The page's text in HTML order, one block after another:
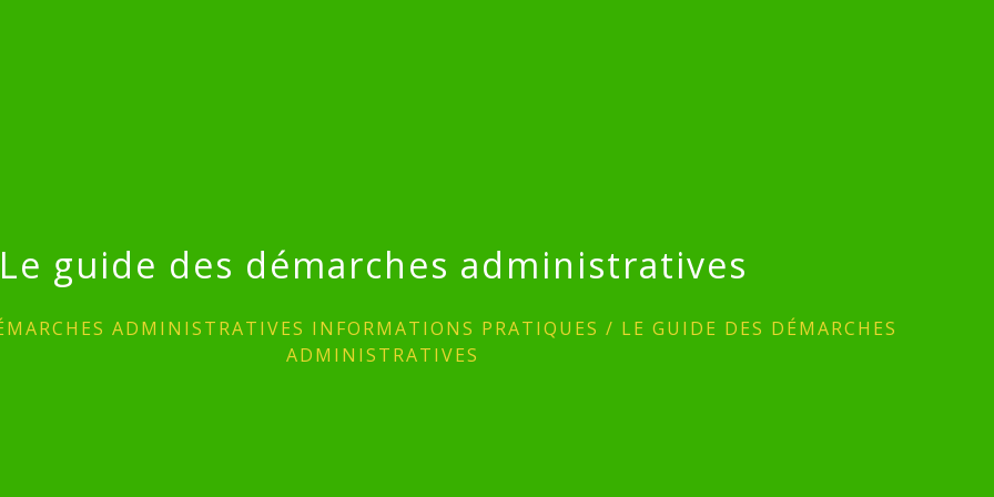
Le guide des démarches administratives
ADMINISTRATIVES INFORMATIONS PRATIQUES / LE GUIDE DES DÉMARCHES
ADMINISTRATIVES